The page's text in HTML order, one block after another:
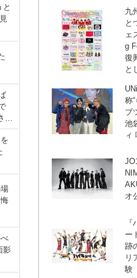
影
VTuber
九
と
ェ
g
復
と
称
ブ
池
ィ
オ
ー
跡
リ
験